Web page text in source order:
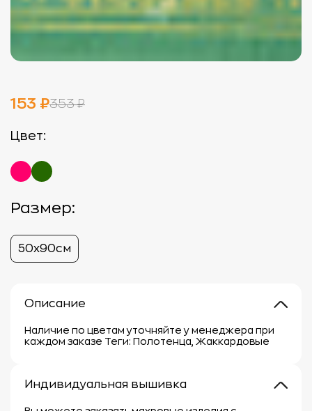
153 ₽353 ₽
Цвет:
Размер:
50х90см
Описание
Наличие по цветам уточняйте у менеджера при
каждом заказе Теги: Полотенца, Жаккардовые
Индивидуальная вышивка